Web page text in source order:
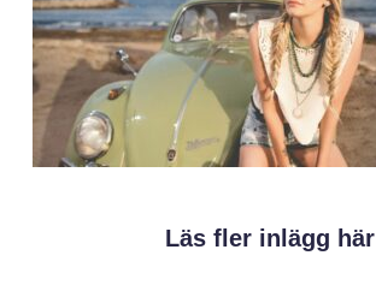
Läs fler inlägg här